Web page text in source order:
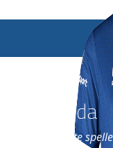
van Rohda
van het leukste